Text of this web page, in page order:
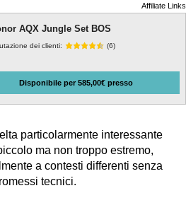
Affiliate Links
AQX Jungle Set BOS
dei clienti: (6)
Disponibile per 585,00€ presso
particolarmente interessante
ma non troppo estremo,
a contesti differenti senza
tecnici.